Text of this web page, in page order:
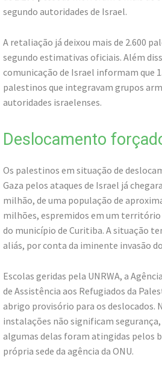
segundo autoridades de Israel.
A retaliação já deixou mais de 2.600
segundo estimativas oficiais. Além
comunicação de Israel informam que
palestinos que integravam grupos
autoridades israelenses.
Deslocamento
Os palestinos em situação de
Gaza pelos ataques de Israel já
milhão, de uma população de
milhões, espremidos em um
do município de Curitiba. A situação
aliás, por conta da iminente invasão
Escolas geridas pela UNRWA, a
de Assistência aos Refugiados da
abrigo provisório para os deslocados.
instalações não significam segurança,
algumas delas foram atingidas pelos
própria sede da agência da ONU.